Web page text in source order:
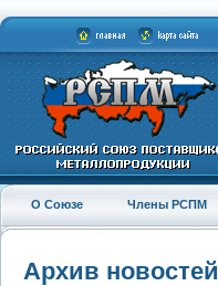
О Союзе Члены РСПМ
Архив новостей